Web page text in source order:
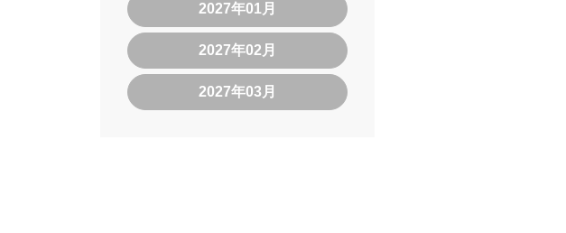
2027年01月
2027年02月
2027年03月